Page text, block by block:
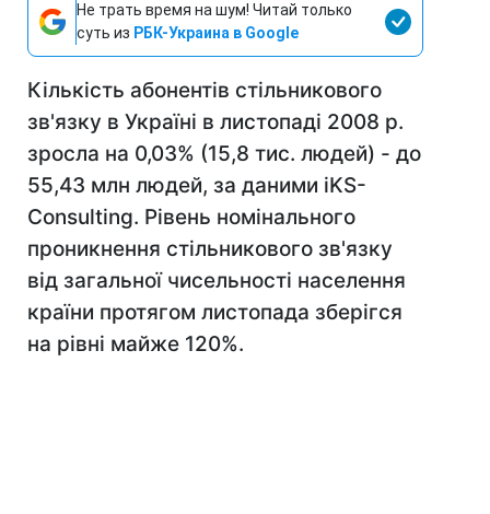
Не трать время на шум! Читай только
суть из РБК-Украина в Google
Кількість абонентів стільникового
зв'язку в Україні в листопаді 2008 р.
зросла на 0,03% (15,8 тис. людей) - до
55,43 млн людей, за даними iKS-
Consulting. Рівень номінального
проникнення стільникового зв'язку
від загальної чисельності населення
країни протягом листопада зберігся
на рівні майже 120%.